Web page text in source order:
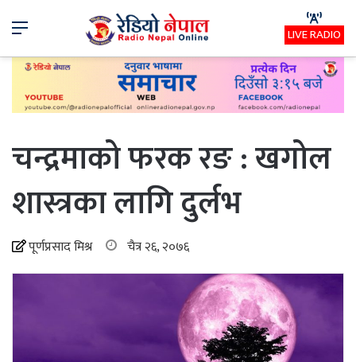
Menu LIVE RADIO
चन्द्रमाको फरक रङ : खगोल
शास्त्रका लागि दुर्लभ
पूर्णप्रसाद मिश्र चैत्र २६, २०७६